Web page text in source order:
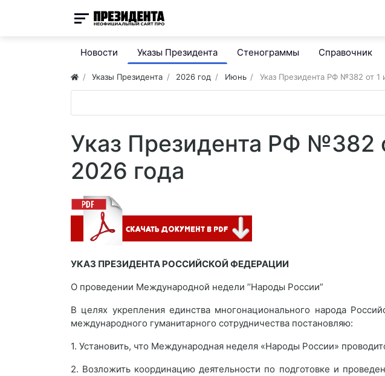
Новости Указы Президента Стенограммы Справочник
Указы Президента 2026 год Июнь Указ Президента РФ №382 от 1
Указ Президента РФ №382
2026 года
УКАЗ ПРЕЗИДЕНТА РОССИЙСКОЙ ФЕДЕРАЦИИ
О проведении Международной недели ’’Народы России”
В целях укрепления единства многонационального народа
международного гуманитарного сотрудничества постановляю:
1. Установить, что Международная неделя «Народы России»
2. Возложить координацию деятельности по подготовке и